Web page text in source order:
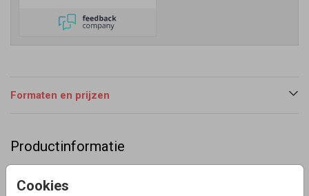
Cookies
Formaten en prijzen
Productinformatie
Wil jij een minimalistische en classy save the date